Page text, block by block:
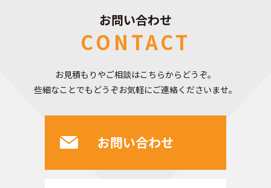
お問い合わせ
CONTACT
お見積もりやご相談はこちらからどうぞ。
些細なことでもどうぞお気軽にご連絡くださいませ。
お問い合わせ